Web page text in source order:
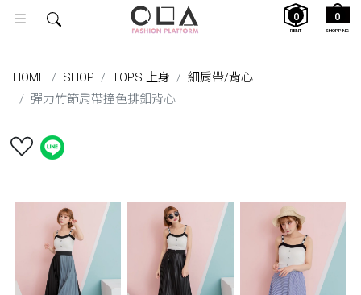
SHOPPING
0
RENT
0
HOME SHOP TOPS 上身
細肩帶/背⼼
彈力竹節肩帶撞色排釦背心